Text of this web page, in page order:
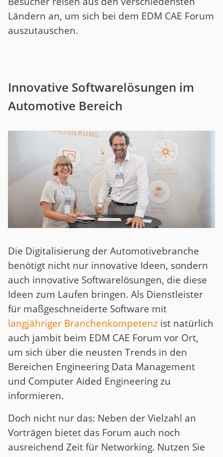
Ländern an, um sich bei dem EDM CAE Forum
auszutauschen.
Innovative Softwarelösungen im
Automotive Bereich
Die Digitalisierung der Automotivebranche
benötigt nicht nur innovative Ideen, sondern
auch innovative Softwarelösungen, die diese
Ideen zum Laufen bringen. Als Dienstleister
für maßgeschneiderte Software mit
langjähriger Branchenkompetenz ist natürlich
auch jambit beim EDM CAE Forum vor Ort,
um sich über die neusten Trends in den
Bereichen Engineering Data Management
und Computer Aided Engineering zu
informieren.
Doch nicht nur das: Neben der Vielzahl an
Vorträgen bietet das Forum auch noch
ausreichend Zeit für Networking. Nutzen Sie